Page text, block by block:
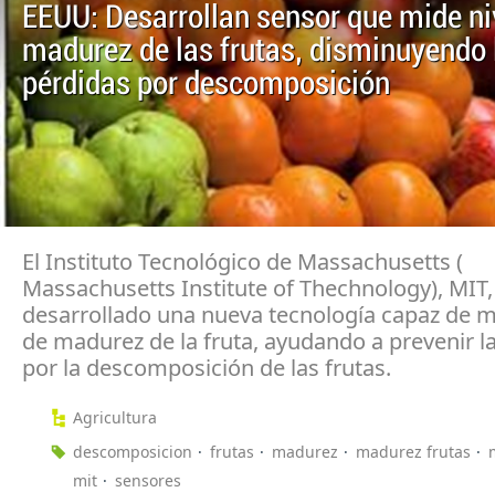
EEUU: Desarrollan sensor que mide
madurez de las frutas, disminuyendo
pérdidas por descomposición
El Instituto Tecnológico de Massachusetts (
Massachusetts Institute of Thechnology),
desarrollado una nueva tecnología capaz de
de madurez de la fruta, ayudando a prevenir
por la descomposición de las frutas.
Agricultura
descomposicion
frutas madurez madurez frutas
mit
sensores